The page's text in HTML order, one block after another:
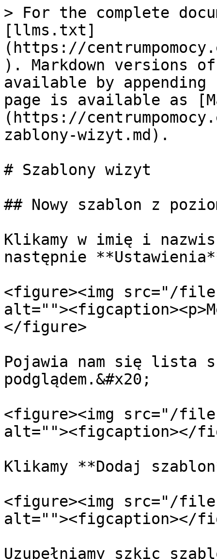
> For the complete
[llms.txt]
(https://
). Markdown versions
available by
page is available as
(https://
zablony-wizyt.md).
# Szablony wizyt
## Nowy szablon z
Klikamy w imię i
następnie
<figure><img src="/files/
</figure>
Pojawia nam się lista
podglądem.&#x20;
<figure><img src="/files/
alt=""><figcaption></
Klikamy **Dodaj
<figure><img src="/
alt=""><figcaption></
Uzupełniamy szkic